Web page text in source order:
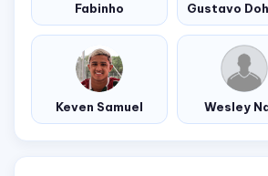
Fabinho Gustavo
Keven Samuel Wesley